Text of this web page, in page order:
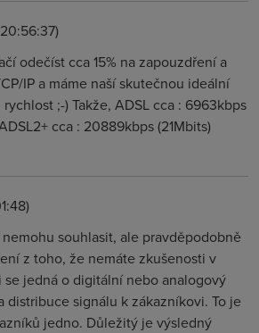
odečíst cca 15% na zapouzdření a
IP a máme naší skutečnou ideální
;-) Takže, ADSL cca : 6963kbps
cca : 20889kbps (21Mbits)
souhlasit, ale pravděpodobně
z toho, že nemáte zkušenosti v
jedná o digitální nebo analogový
distribuce signálu k zákazníkovi. To je
jedno. Důležitý je výsledný